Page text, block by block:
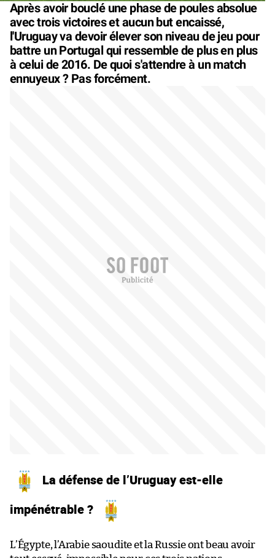
Après avoir bouclé une phase de poules absolue
avec trois victoires et aucun but encaissé,
l'Uruguay va devoir élever son niveau de jeu pour
battre un Portugal qui ressemble de plus en plus
à celui de 2016. De quoi s'attendre à un match
ennuyeux ? Pas forcément.
La défense de l’Uruguay est-elle
impénétrable ?
L’Égypte, l’Arabie saoudite et la Russie ont beau avoir